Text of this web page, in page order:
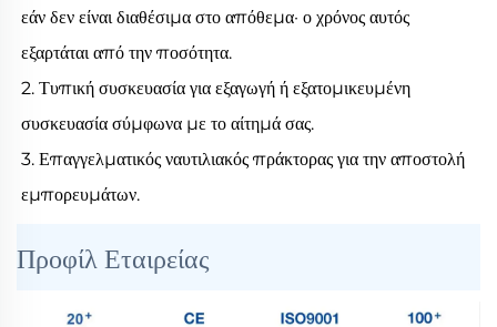
εάν δεν είναι διαθέσιμα στο απόθεμα· ο χρόνος αυτός
εξαρτάται από την ποσότητα.
2. Τυπική συσκευασία για εξαγωγή ή εξατομικευμένη
συσκευασία σύμφωνα με το αίτημά σας.
3. Επαγγελματικός ναυτιλιακός πράκτορας για την αποστολή
εμπορευμάτων.
Προφίλ Εταιρείας